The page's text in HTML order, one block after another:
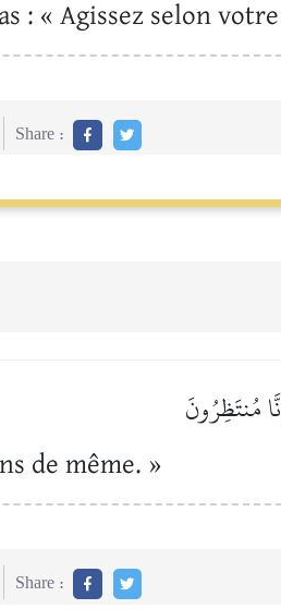
: « Agissez selon
Share :
مُنتَظِرُونَ
de même. »
Share :